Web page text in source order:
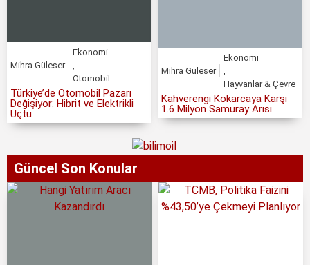
Mihra Güleser
Ekonomi
,
Otomobil
Türkiye’de Otomobil Pazarı
Değişiyor: Hibrit ve Elektrikli
Uçtu
Mihra Güleser
Ekonomi
Hayvanlar & Çevre
Kahverengi Kokarcaya Karşı
1.6 Milyon Samuray Arısı
Güncel Son Konular